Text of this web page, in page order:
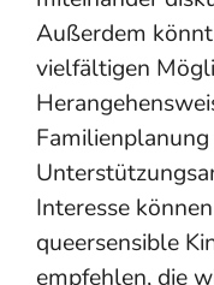
Außerdem
vielfältigen
Interesse
queersensible
empfehlen, die